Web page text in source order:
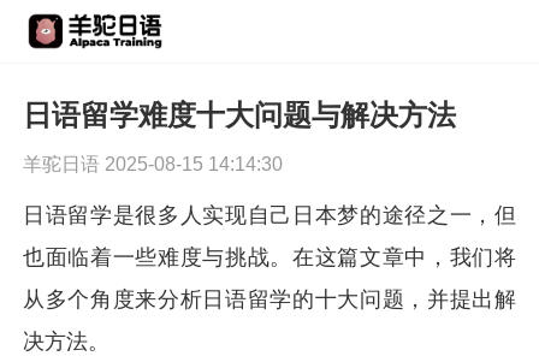
日语留学难度十大问题与解决方法
羊驼日语 2025-08-15 14:14:30
日语留学是很多人实现自己日本梦的途径之一，但
也面临着一些难度与挑战。在这篇文章中，我们将
从多个角度来分析日语留学的十大问题，并提出解
决方法。